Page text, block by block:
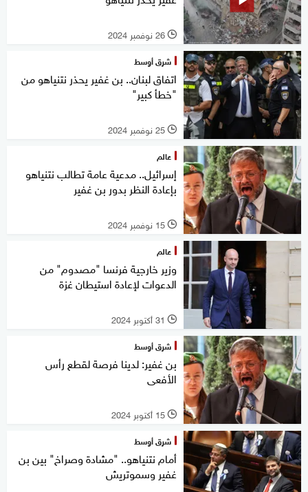
l 26 نوفمبر 2024
شرق أوسط
اتفاق لبنان.. بن غفير يحذر نتنياهو من
"خطأ كبير"
l 25 نوفمبر 2024
عالم
إسرائيل.. مدعية عامة تطالب نتنياهو
بإعادة النظر بدور بن غفير
l 15 نوفمبر 2024
عالم
وزير خارجية فرنسا "مصدوم" من
الدعوات لإعادة استيطان غزة
l 31 أكتوبر 2024
شرق أوسط
بن غفير: لدينا فرصة لقطع رأس
الأفعى
l 15 أكتوبر 2024
شرق أوسط
أمام نتنياهو.. "مشادة وصراخ" بين بن
غفير وسموتريش